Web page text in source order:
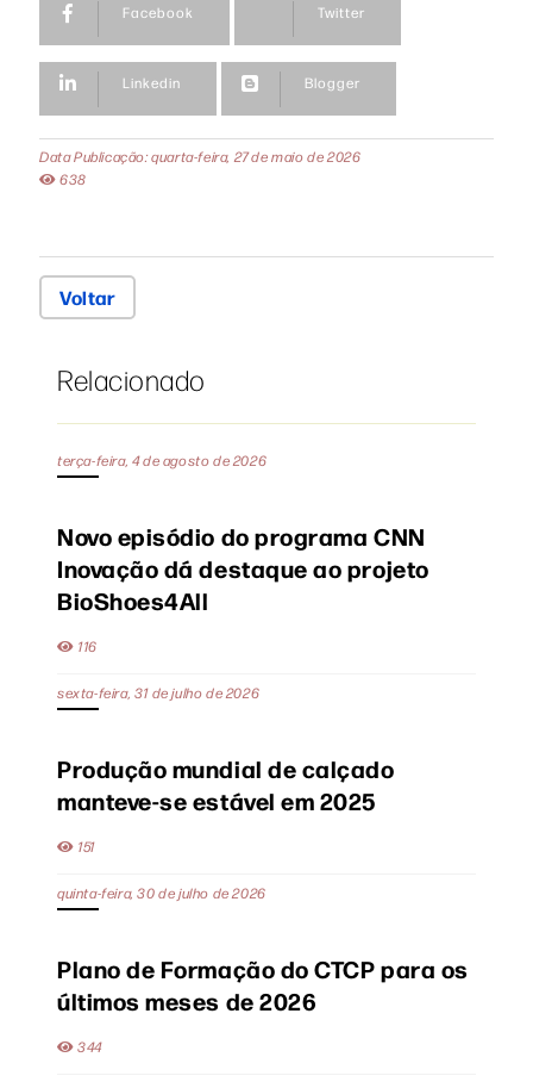
Facebook Twitter
Linkedin Blogger
Data Publicação: quarta-feira, 27 de maio de 2026
638
Voltar
Relacionado
terça-feira, 4 de agosto de 2026
Novo episódio do programa CNN
Inovação dá destaque ao projeto
BioShoes4All
116
sexta-feira, 31 de julho de 2026
Produção mundial de calçado
manteve-se estável em 2025
151
quinta-feira, 30 de julho de 2026
Plano de Formação do CTCP para os
últimos meses de 2026
344